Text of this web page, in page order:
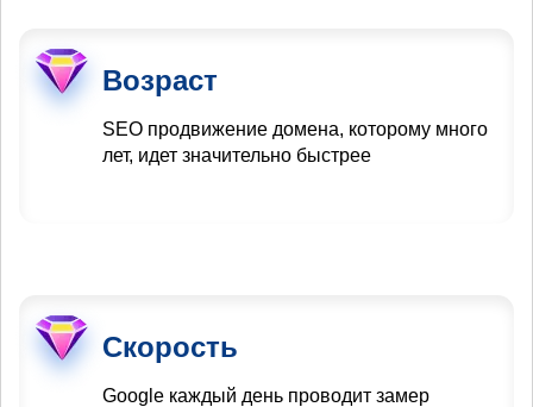
Возраст
SEO продвижение домена, которому много
лет, идет значительно быстрее
Скорость
Google каждый день проводит замер